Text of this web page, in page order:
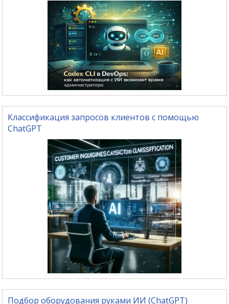
Классификация запросов клиентов с помощью
ChatGPT
Подбор оборудования руками ИИ (ChatGPT)